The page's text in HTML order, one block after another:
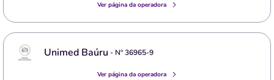
Ver página da operadora
Unimed Baúru - Nº36965-9
Ver página da operadora